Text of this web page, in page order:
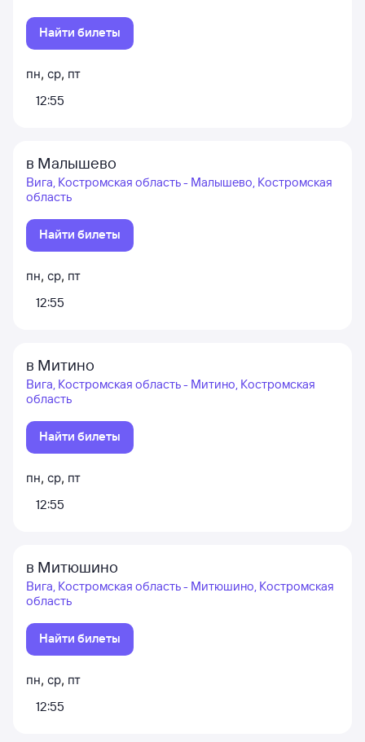
Найти билеты
пн, ср, пт
12:55
в Малышево
Вига, Костромская область - Малышево, Костромская
область
Найти билеты
пн, ср, пт
12:55
в Митино
Вига, Костромская область - Митино, Костромская
область
Найти билеты
пн, ср, пт
12:55
в Митюшино
Вига, Костромская область - Митюшино, Костромская
область
Найти билеты
пн, ср, пт
12:55